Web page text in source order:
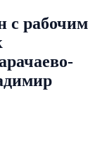
с рабочим